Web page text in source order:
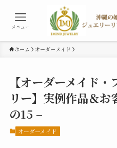
メニュー
ホーム オーダーメイド
【オーダーメイド
リー】実例作品＆
の15 –
オーダーメイド